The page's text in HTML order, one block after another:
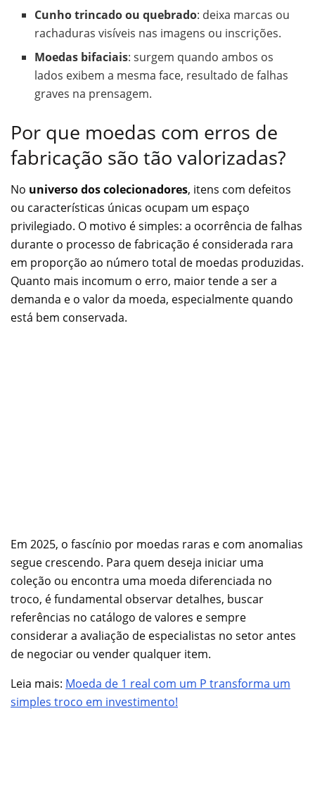
Cunho trincado ou quebrado: deixa marcas ou
rachaduras visíveis nas imagens ou inscrições.
Moedas bifaciais: surgem quando ambos os
lados exibem a mesma face, resultado de falhas
graves na prensagem.
Por que moedas com erros de
fabricação são tão valorizadas?
No universo dos colecionadores, itens com defeitos
ou características únicas ocupam um espaço
privilegiado. O motivo é simples: a ocorrência de falhas
durante o processo de fabricação é considerada rara
em proporção ao número total de moedas produzidas.
Quanto mais incomum o erro, maior tende a ser a
demanda e o valor da moeda, especialmente quando
está bem conservada.
Em 2025, o fascínio por moedas raras e com anomalias
segue crescendo. Para quem deseja iniciar uma
coleção ou encontra uma moeda diferenciada no
troco, é fundamental observar detalhes, buscar
referências no catálogo de valores e sempre
considerar a avaliação de especialistas no setor antes
de negociar ou vender qualquer item.
Leia mais: Moeda de 1 real com um P transforma um
simples troco em investimento!